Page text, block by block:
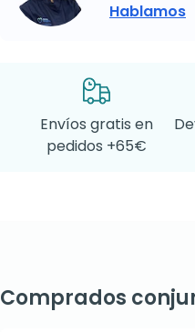
Hablamos
Envíos gratis en
pedidos +65€
Comprados